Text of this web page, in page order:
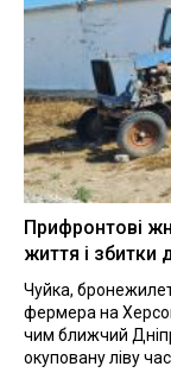
Прифронтові
життя і збитки
Чуйка,
фермера на
чим ближчий
окуповану ліву